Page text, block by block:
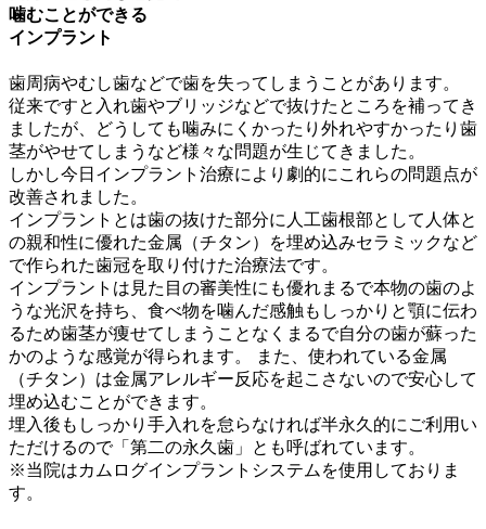
噛むことができる
インプラント
歯周病やむし歯などで歯を失ってしまうことがあります。
従来ですと入れ歯やブリッジなどで抜けたところを補ってき
ましたが、どうしても噛みにくかったり外れやすかったり歯
茎がやせてしまうなど様々な問題が生じてきました。
しかし今日インプラント治療により劇的にこれらの問題点が
改善されました。
インプラントとは歯の抜けた部分に人工歯根部として人体と
の親和性に優れた金属（チタン）を埋め込みセラミックなど
で作られた歯冠を取り付けた治療法です。
インプラントは見た目の審美性にも優れまるで本物の歯のよ
うな光沢を持ち、食べ物を噛んだ感触もしっかりと顎に伝わ
るため歯茎が痩せてしまうことなくまるで自分の歯が蘇った
かのような感覚が得られます。 また、使われている金属
（チタン）は金属アレルギー反応を起こさないので安心して
埋め込むことができます。
埋入後もしっかり手入れを怠らなければ半永久的にご利用い
ただけるので「第二の永久歯」とも呼ばれています。
※当院はカムログインプラントシステムを使用しておりま
す。